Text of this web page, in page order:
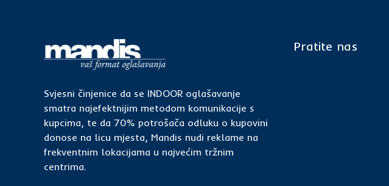
Svjesni činjenice da se INDOOR oglašavanje
smatra najefektnijim metodom komunikacije s
kupcima, te da 70% potrošača odluku o kupovini
donose na licu mjesta, Mandis nudi reklame na
frekventnim lokacijama u najvećim tržnim
centrima.
Pratite nas